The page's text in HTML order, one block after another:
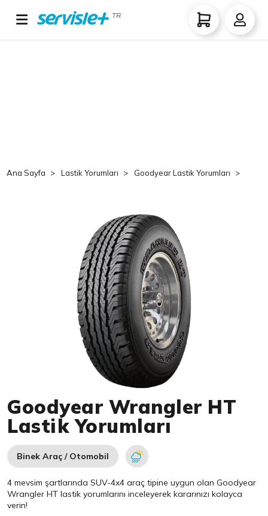
TR
Ana Sayfa Lastik Yorumları Goodyear Lastik Yorumları
Goodyear Wrangler HT
Lastik Yorumları
Binek Araç / Otomobil
4 mevsim şartlarında SUV-4x4 araç tipine uygun olanGoodyear
Wrangler HT lastik yorumlarını inceleyerek kararınızı kolayca
verin!